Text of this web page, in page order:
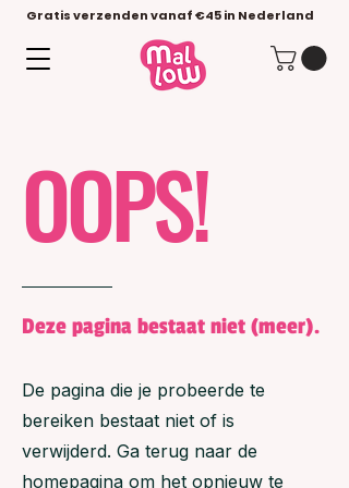
Gratis verzenden vanaf €45 in Nederland
OOPS!
Deze pagina bestaat niet (meer).
De pagina die je probeerde te
bereiken bestaat niet of is
verwijderd. Ga terug naar de
homepagina om het opnieuw te